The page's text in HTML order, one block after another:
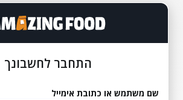
התחבר לחשבונך
שם משתמש או כתובת אימייל